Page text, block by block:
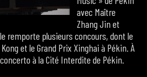
avec Maître
Zhang Jin et
remporte plusieurs concours, dont le
et le Grand Prix Xinghai à Pékin. À
à la Cité Interdite de Pékin.